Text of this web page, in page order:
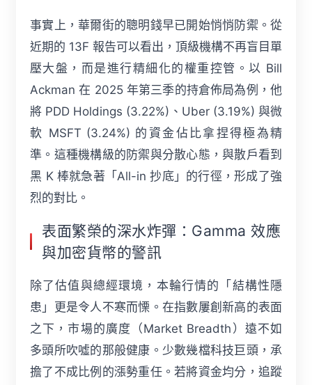
事實上，華爾街的聰明錢早已開始悄悄防禦。從
近期的 13F 報告可以看出，頂級機構不再盲目單
壓大盤，而是進行精細化的權重控管。以 Bill
Ackman 在 2025 年第三季的持倉佈局為例，他
將 PDD Holdings (3.22%)、Uber (3.19%) 與微
軟 MSFT (3.24%) 的資金佔比拿捏得極為精
準。這種機構級的防禦與分散心態，與散戶看到
黑 K 棒就急著「All-in 抄底」的行徑，形成了強
烈的對比。
表面繁榮的深水炸彈：Gamma 效應
與加密貨幣的警訊
除了估值與總經環境，本輪行情的「結構性隱
患」更是令人不寒而慄。在指數屢創新高的表面
之下，市場的廣度（Market Breadth）遠不如
多頭所吹噓的那般健康。少數幾檔科技巨頭，承
擔了不成比例的漲勢重任。若將資金均分，追蹤